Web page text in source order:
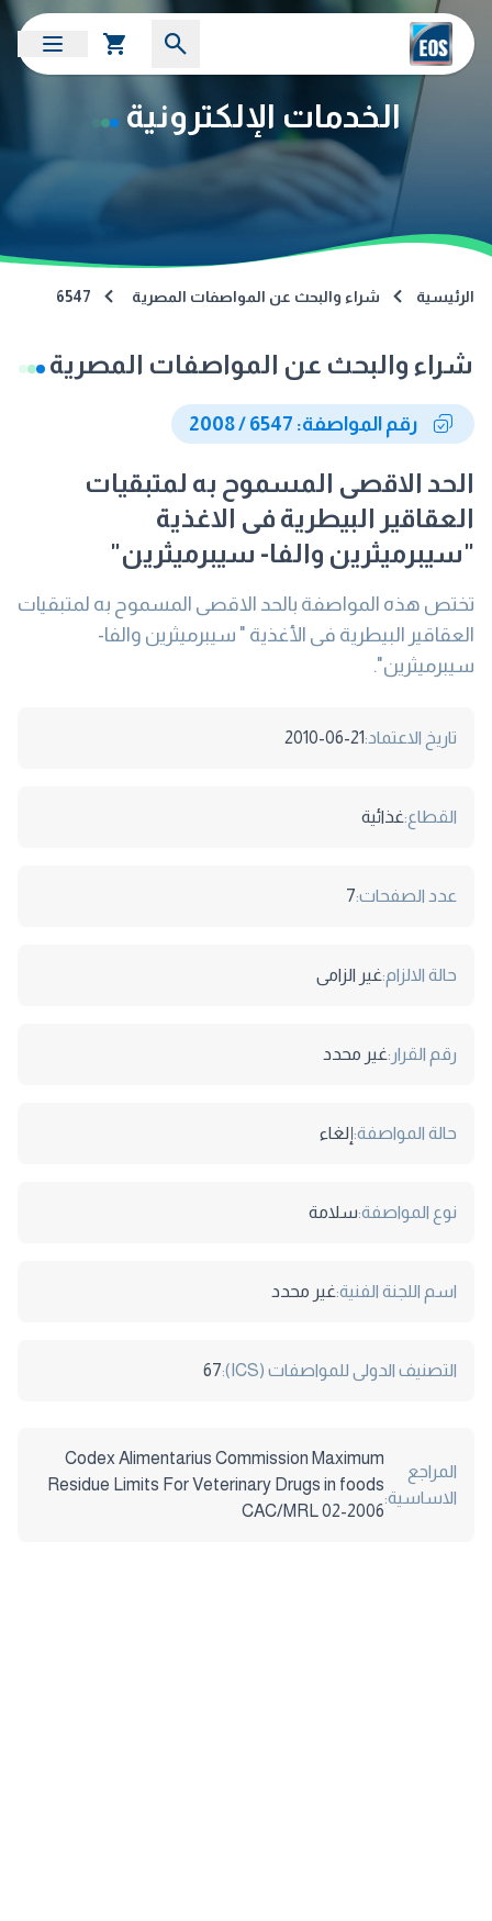
الخدمات الإلكترونية
الرئيسية شراء والبحث عن المواصفات المصرية 6547
شراء والبحث عن المواصفات المصرية
رقم المواصفة: 6547 / 2008
الحد الاقصى المسموح به لمتبقيات
العقاقير البيطرية فى الاغذية
"سيبرميثرين والفا- سيبرميثرين"
تختص هذه المواصفة بالحد الاقصى المسموح به لمتبقيات
العقاقير البيطرية فى الأغذية " سيبرميثرين والفا-
سيبرميثرين".
تاريخ الاعتماد:2010-06-21
القطاع:غذائية
عدد الصفحات:7
حالة الالزام:غير الزامى
رقم القرار:غير محدد
حالة المواصفة:إلغاء
نوع المواصفة:سلامة
اسم اللجنة الفنية:غير محدد
التصنيف الدولى للمواصفات (ICS): 67
المراجع
الاساسية:
Codex Alimentarius Commission Maximum
Residue Limits For Veterinary Drugs in foods
CAC/MRL 02-2006